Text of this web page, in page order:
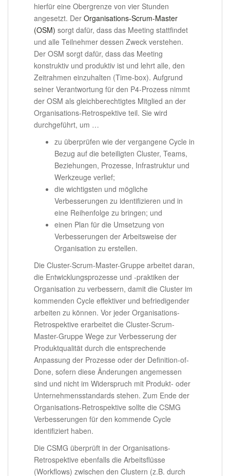
hierfür eine Obergrenze von vier Stunden
angesetzt. Der Organisations-Scrum-Master
(OSM) sorgt dafür, dass das Meeting stattfindet
und alle Teilnehmer dessen Zweck verstehen.
Der OSM sorgt dafür, dass das Meeting
konstruktiv und produktiv ist und lehrt alle, den
Zeitrahmen einzuhalten (Time-box). Aufgrund
seiner Verantwortung für den P4-Prozess nimmt
der OSM als gleichberechtigtes Mitglied an der
Organisations-Retrospektive teil. Sie wird
durchgeführt, um …
zu überprüfen wie der vergangene Cycle in
Bezug auf die beteiligten Cluster, Teams,
Beziehungen, Prozesse, Infrastruktur und
Werkzeuge verlief;
die wichtigsten und mögliche
Verbesserungen zu identifizieren und in
eine Reihenfolge zu bringen; und
einen Plan für die Umsetzung von
Verbesserungen der Arbeitsweise der
Organisation zu erstellen.
Die Cluster-Scrum-Master-Gruppe arbeitet daran,
die Entwicklungsprozesse und -praktiken der
Organisation zu verbessern, damit die Cluster im
kommenden Cycle effektiver und befriedigender
arbeiten zu können. Vor jeder Organisations-
Retrospektive erarbeitet die Cluster-Scrum-
Master-Gruppe Wege zur Verbesserung der
Produktqualität durch die entsprechende
Anpassung der Prozesse oder der Definition-of-
Done, sofern diese Änderungen angemessen
sind und nicht im Widerspruch mit Produkt- oder
Unternehmensstandards stehen. Zum Ende der
Organisations-Retrospektive sollte die CSMG
Verbesserungen für den kommende Cycle
identifiziert haben.
Die CSMG überprüft in der Organisations-
Retrospektive ebenfalls die Arbeitsflüsse
(Workflows) zwischen den Clustern (z.B. durch